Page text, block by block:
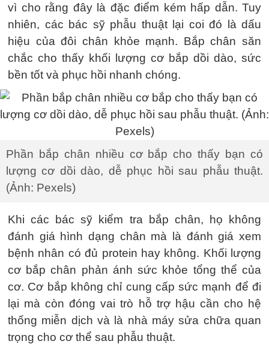
vì cho rằng đây là đặc điểm kém hấp dẫn. Tuy
nhiên, các bác sỹ phẫu thuật lại coi đó là dấu
hiệu của đôi chân khỏe mạnh. Bắp chân săn
chắc cho thấy khối lượng cơ bắp dồi dào, sức
bền tốt và phục hồi nhanh chóng.
Phần bắp chân nhiều cơ bắp cho thấy bạn có
lượng cơ dồi dào, dễ phục hồi sau phẫu thuật.
(Ảnh: Pexels)
Khi các bác sỹ kiểm tra bắp chân, họ không
đánh giá hình dạng chân mà là đánh giá xem
bệnh nhân có đủ protein hay không. Khối lượng
cơ bắp chân phản ánh sức khỏe tổng thể của
cơ. Cơ bắp không chỉ cung cấp sức mạnh để đi
lại mà còn đóng vai trò hỗ trợ hậu cần cho hệ
thống miễn dịch và là nhà máy sửa chữa quan
trọng cho cơ thể sau phẫu thuật.